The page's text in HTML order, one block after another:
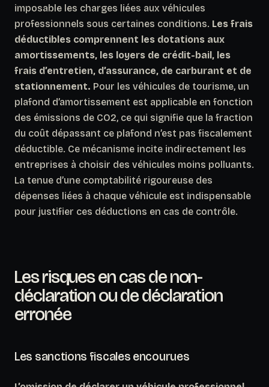
imposable les charges liées aux véhicules
professionnels sous certaines conditions. Les frais
déductibles comprennent les dotations aux
amortissements, les loyers de crédit-bail, les
frais d’entretien, d’assurance, de carburant et de
stationnement. Pour les véhicules de tourisme, un
plafond d’amortissement est applicable en fonction
des émissions de CO2, ce qui signifie que la fraction
du coût dépassant ce plafond n’est pas fiscalement
déductible. Ce mécanisme incite indirectement les
entreprises à choisir des véhicules moins polluants.
La tenue d’une comptabilité rigoureuse des
dépenses liées à chaque véhicule est indispensable
pour justifier ces déductions en cas de contrôle.
Les risques en cas de non-
déclaration ou de déclaration
erronée
Les sanctions fiscales encourues